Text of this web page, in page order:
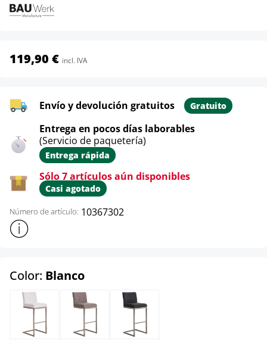
119,90 € incl. IVA
Envío y devolución gratuitos Gratuito
Entrega en pocos días laborables
(Servicio de paquetería)
Entrega rápida
Sólo 7 artículos aún disponibles
Casi agotado
Número de artículo: 10367302
Mostrar más información sobre el producto
Color: Blancoselect
Blanco Gris Gris oscuro